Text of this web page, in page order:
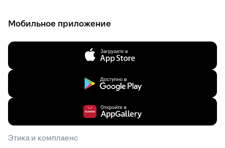
Мобильное приложение
Этика и комплаенс